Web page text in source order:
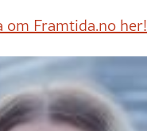
om Framtida.no her!